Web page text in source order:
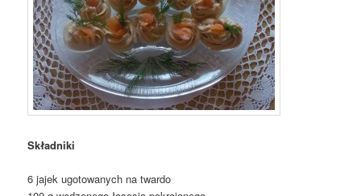
Składniki
6 jajek ugotowanych na twardo